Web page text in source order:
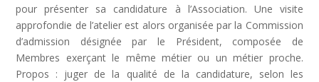
pour présenter sa candidature à l’Association. Une visite
approfondie de l’atelier est alors organisée par la Commission
d’admission désignée par le Président, composée de
Membres exerçant le même métier ou un métier proche.
Propos : juger de la qualité de la candidature, selon les